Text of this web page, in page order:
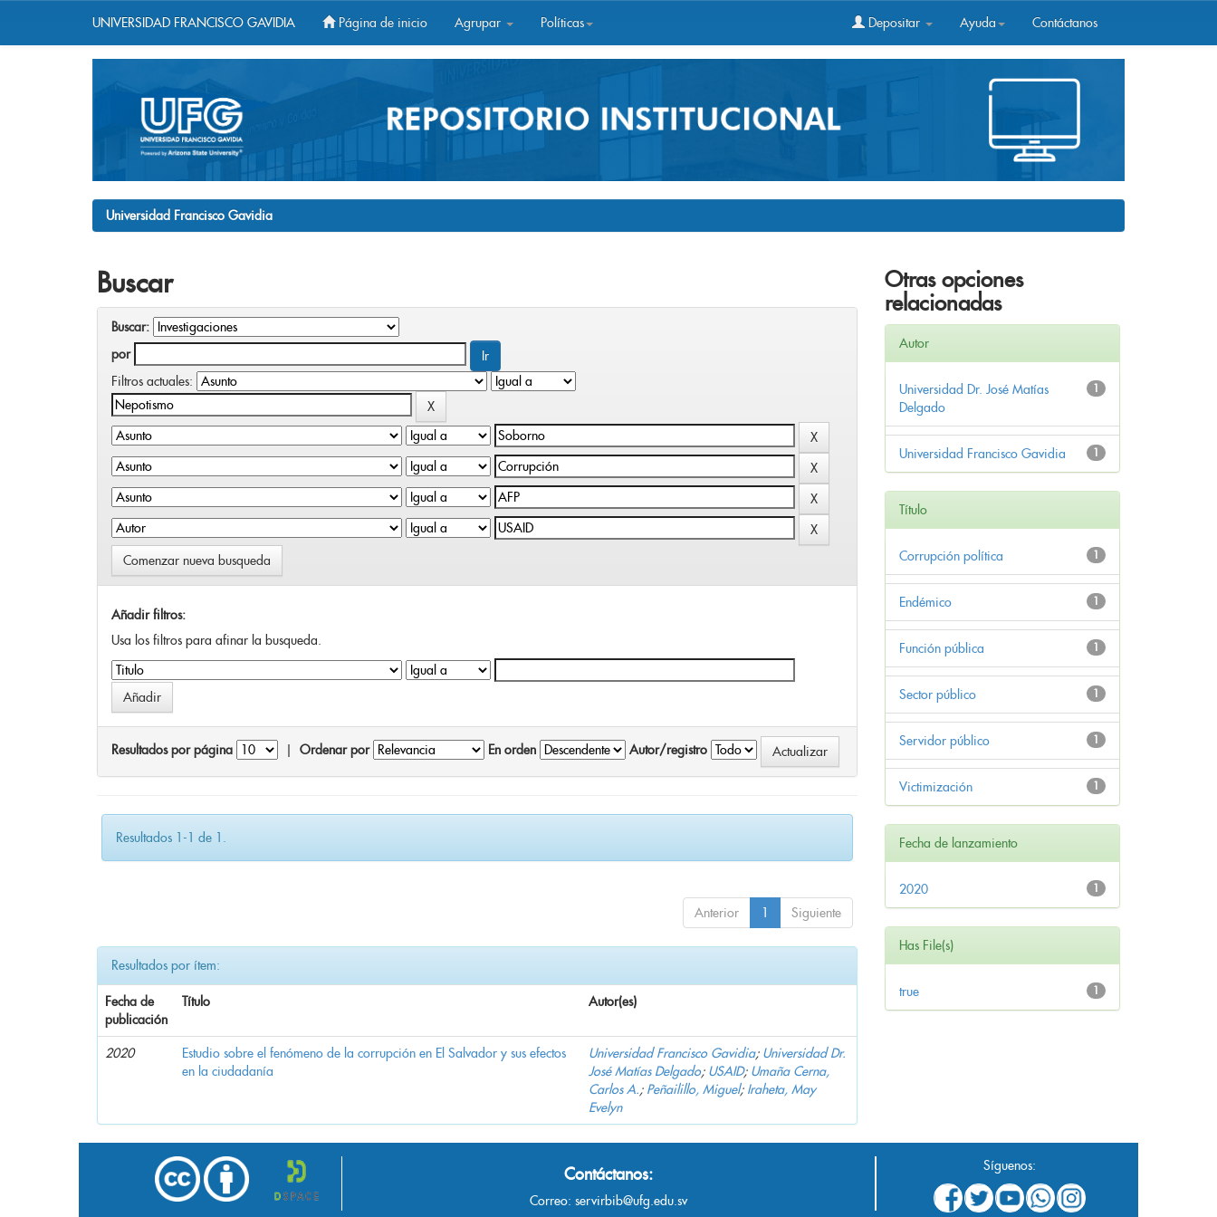
UNIVERSIDAD FRANCISCO GAVIDIA Página de inicio Agrupar Políticas Depositar Ayuda Contáctanos
Universidad Francisco Gavidia
Buscar
Buscar:
por
Filtros actuales:
Comenzar nueva busqueda
Añadir filtros:
Usa los filtros para afinar la busqueda.
Resultados por página Ordenar por En orden Autor/registro
Resultados 1-1 de 1.
Anterior 1 Siguiente
Resultados por ítem:
Fecha de
publicación
Título Autor(es)
2020
Estudio sobre el fenómeno de la corrupción en El Salvador y sus efectos
en la ciudadanía
Universidad Francisco Gavidia; Universidad Dr.
José Matías Delgado; USAID; Umaña Cerna,
Carlos A.; Peñailillo, Miguel; Iraheta, May
Evelyn
Otras opciones
relacionadas
Autor
1
Universidad Dr. José Matías
Delgado
1
Universidad Francisco Gavidia
Título
1
Corrupción política
1
Endémico
1
Función pública
1
Sector público
1
Servidor público
1
Victimización
Fecha de lanzamiento
1
2020
Has File(s)
1
true
Contáctanos:
Correo: servirbib@ufg.edu.sv
Síguenos: